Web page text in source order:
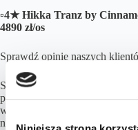
▫️4★ Hikka Tranz by
4890 zł/os
Sprawdź opinie naszych
Sri Lanka ma w sobie coś
pierwszego dnia. To
w chłodnych, mglistych
na plaży przy szumie oceanu.